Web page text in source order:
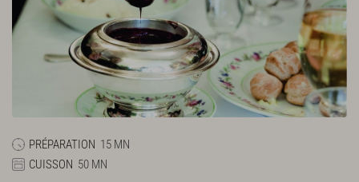
PRÉPARATION 15 MN
CUISSON 50 MN